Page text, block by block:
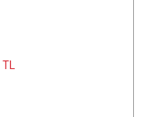
TL